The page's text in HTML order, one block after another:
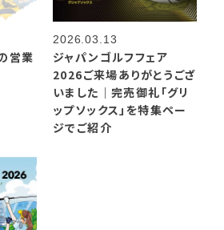
営業
2026.03.13
ジャパンゴルフフェア
2026ご来場ありがとうござ
いました｜完売御礼「グリ
ップソックス」を特集ペー
ジでご紹介